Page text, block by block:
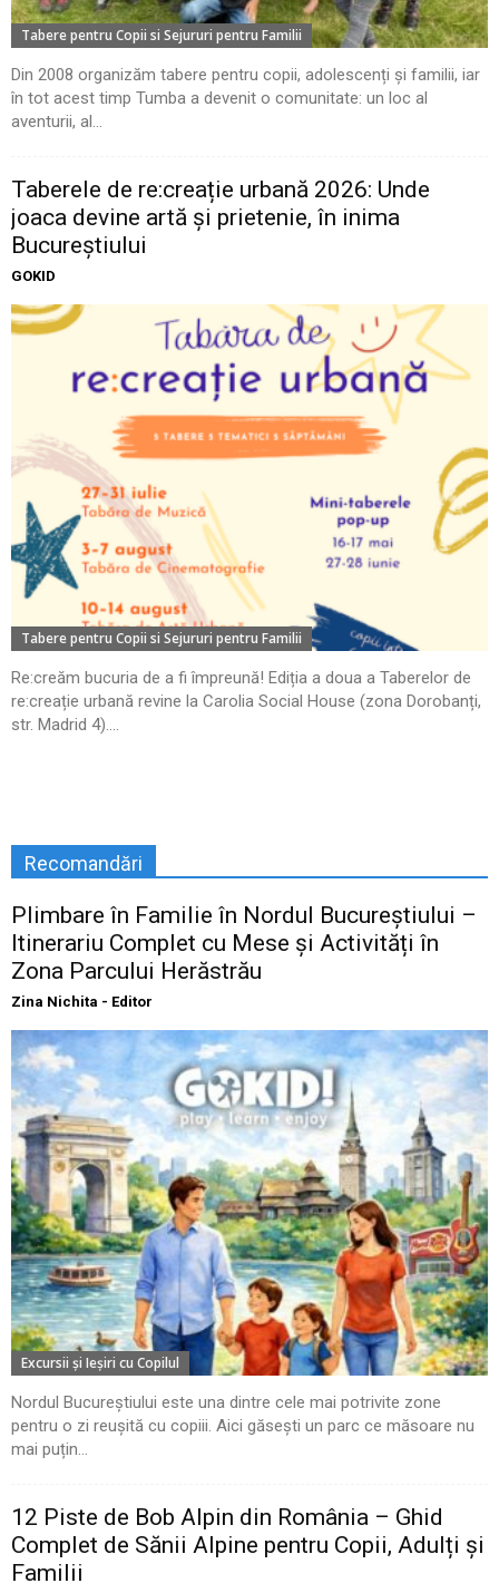
Tabere pentru Copii si Sejururi pentru Familii
Din 2008 organizăm tabere pentru copii, adolescenți și familii, iar
în tot acest timp Tumba a devenit o comunitate: un loc al
aventurii, al...
Taberele de re:creație urbană 2026: Unde
joaca devine artă și prietenie, în inima
Bucureștiului
GOKID
Tabere pentru Copii si Sejururi pentru Familii
Re:creăm bucuria de a fi împreună! Ediția a doua a Taberelor de
re:creație urbană revine la Carolia Social House (zona Dorobanți,
str. Madrid 4)....
Recomandări
Plimbare în Familie în Nordul Bucureștiului –
Itinerariu Complet cu Mese și Activități în
Zona Parcului Herăstrău
Zina Nichita - Editor
Excursii şi Ieşiri cu Copilul
Nordul Bucureștiului este una dintre cele mai potrivite zone
pentru o zi reușită cu copiii. Aici găsești un parc ce măsoare nu
mai puțin...
12 Piste de Bob Alpin din România – Ghid
Complet de Sănii Alpine pentru Copii, Adulți și
Familii